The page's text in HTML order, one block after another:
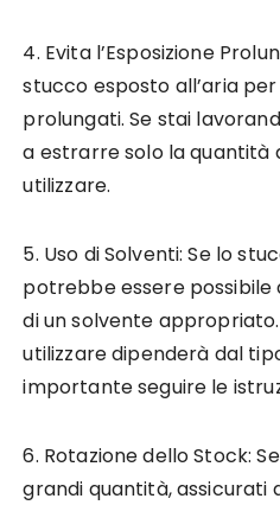
4. Evita l’Esposizione
stucco esposto all’aria
prolungati. Se stai
a estrarre solo la quantità
utilizzare.
5. Uso di Solventi: Se lo
potrebbe essere possibile
di un solvente
utilizzare dipenderà dal
importante seguire le
6. Rotazione dello Stock:
grandi quantità, assicurati